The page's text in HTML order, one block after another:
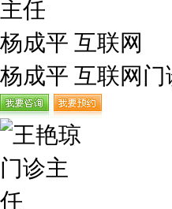
杨成平 互联网
杨成平 互联网